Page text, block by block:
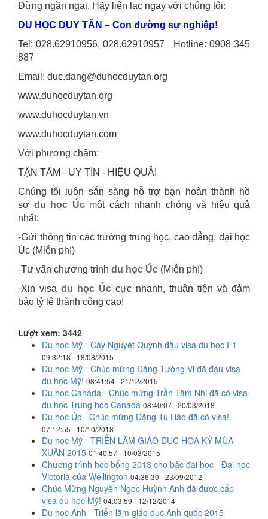
Đừng ngần ngại, Hãy liên lạc ngay với chúng tôi:
DU HỌC DUY TÂN – Con đường sự nghiệp!
Tel: 028.62910956, 028.62910957 Hotline: 0908 345
887
Email: duc.dang@duhocduytan.org
www.duhocduytan.org
www.duhocduytan.vn
www.duhocduytan.com
Với phương châm:
TẬN TÂM - UY TÍN - HIỆU QUẢ!
Chúng tôi luôn sẵn sàng hỗ trợ bạn hoàn thành hồ
sơ du học Úcmột cách nhanh chóng và hiệu quả
nhất:
-Gửi thông tin các trường trung học, cao đẳng, đại học
Úc (Miễn phí)
-Tư vấn chương trình du học Úc (Miễn phí)
-Xin visa du học Úc cực nhanh, thuận tiện và đảm
bảo tỷ lệ thành công cao!
Lượt xem: 3442
Du học Mỹ - Cáy Nguyệt Quỳnh đậu visa du học F1
09:32:18 - 18/08/2015
Du học Mỹ - Chúc mừng Đặng Tường Vi đã đậu visa
du học Mỹ! 08:41:54 - 21/12/2015
Du học Canada - Chúc mừng Trần Tâm Nhi đã có visa
du học Trung học Canada 08:40:07 - 20/03/2018
Du học Úc - Chúc mừng Đặng Tú Hào đã có visa!
07:12:55 - 10/10/2018
Du học Mỹ - TRIỄN LÃM GIÁO DỤC HOA KỲ MÙA
XUÂN 2015 01:40:57 - 10/03/2015
Chương trình học bổng 2013 cho bậc đại học - Đại học
Victoria của Wellington 04:36:30 - 23/09/2012
Chúc Mừng Nguyễn Ngọc Huỳnh Anh đã được cấp
visa du học Mỹ! 04:03:59 - 12/12/2014
Du học Anh - Triển lãm giáo dục Anh quốc 2015